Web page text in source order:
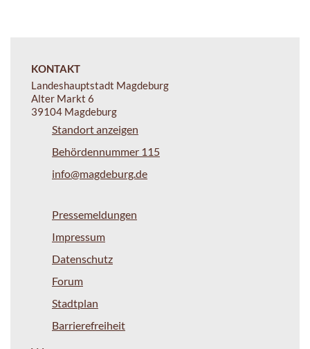
KONTAKT
Landeshauptstadt Magdeburg
Alter Markt 6
39104 Magdeburg
Standort anzeigen
Behördennummer 115
info@magdeburg.de
Pressemeldungen
Impressum
Datenschutz
Forum
Stadtplan
Barrierefreiheit